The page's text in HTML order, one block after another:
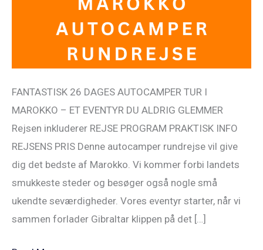
FANTASTISK 26 DAGES AUTOCAMPER TUR I
MAROKKO – ET EVENTYR DU ALDRIG GLEMMER
Rejsen inkluderer REJSE PROGRAM PRAKTISK INFO
REJSENS PRIS Denne autocamper rundrejse vil give
dig det bedste af Marokko. Vi kommer forbi landets
smukkeste steder og besøger også nogle små
ukendte seværdigheder. Vores eventyr starter, når vi
sammen forlader Gibraltar klippen på det […]